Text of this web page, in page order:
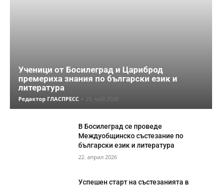
Ученици от Босилеград и Цариброд
премериха знания по български език и
литература
Редактор ГЛАСПРЕСС - 25. май 2026
В Босилеград се проведе
Междуобщинско състезание по
български език и литература
22. април 2026
Успешен старт на състезанията в